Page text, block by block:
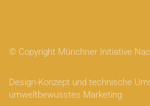
© Copyright Münchner Initiative
Design-Konzept und technische
umweltbewusstes Marketing